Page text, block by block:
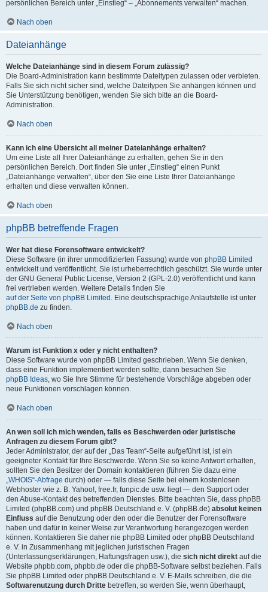
persönlichen Bereich unter „Einstieg“ – „Abonnements verwalten“ machen.
Nach oben
Dateianhänge
Welche Dateianhänge sind in diesem Forum zulässig?
Die Board-Administration kann bestimmte Dateitypen zulassen oder verbieten.
Falls Sie sich nicht sicher sind, welche Dateitypen Sie anhängen können und
Sie Unterstützung benötigen, wenden Sie sich bitte an die Board-
Administration.
Nach oben
Kann ich eine Übersicht all meiner Dateianhänge erhalten?
Um eine Liste all Ihrer Dateianhänge zu erhalten, gehen Sie in den
persönlichen Bereich. Dort finden Sie unter „Einstieg“ einen Punkt
„Dateianhänge verwalten“, über den Sie eine Liste Ihrer Dateianhänge
erhalten und diese verwalten können.
Nach oben
phpBB betreffende Fragen
Wer hat diese Forensoftware entwickelt?
Diese Software (in ihrer unmodifizierten Fassung) wurde von phpBB Limited
entwickelt und veröffentlicht. Sie ist urheberrechtlich geschützt. Sie wurde unter
der GNU General Public License, Version 2 (GPL-2.0) veröffentlicht und kann
frei vertrieben werden. Weitere Details finden Sie
auf der Seite von phpBB Limited . Eine deutschsprachige Anlaufstelle ist unter
phpBB.de zu finden.
Nach oben
Warum ist Funktion x oder y nicht enthalten?
Diese Software wurde von phpBB Limited geschrieben. Wenn Sie denken,
dass eine Funktion implementiert werden sollte, dann besuchen Sie
phpBB Ideas, wo Sie Ihre Stimme für bestehende Vorschläge abgeben oder
neue Funktionen vorschlagen können.
Nach oben
An wen soll ich mich wenden, falls es Beschwerden oder juristische
Anfragen zu diesem Forum gibt?
Jeder Administrator, der auf der „Das Team“-Seite aufgeführt ist, ist ein
geeigneter Kontakt für Ihre Beschwerde. Wenn Sie so keine Antwort erhalten,
sollten Sie den Besitzer der Domain kontaktieren (führen Sie dazu eine
„WHOIS“-Abfrage durch) oder — falls diese Seite bei einem kostenlosen
Webhoster wie z. B. Yahoo!, free.fr, funpic.de usw. liegt — den Support oder
den Abuse-Kontakt des betreffenden Dienstes. Bitte beachten Sie, dass phpBB
Limited (phpBB.com) und phpBB Deutschland e. V. (phpBB.de) absolut keinen
Einfluss auf die Benutzung oder den oder die Benutzer der Forensoftware
haben und dafür in keiner Weise zur Verantwortung herangezogen werden
können. Kontaktieren Sie daher nie phpBB Limited oder phpBB Deutschland
e. V. in Zusammenhang mit jeglichen juristischen Fragen
(Unterlassungserklärungen, Haftungsfragen usw.), die sich nicht direkt auf die
Website phpbb.com, phpbb.de oder die phpBB-Software selbst beziehen. Falls
Sie phpBB Limited oder phpBB Deutschland e. V. E-Mails schreiben, die die
Softwarenutzung durch Dritte betreffen, so werden Sie, wenn überhaupt,